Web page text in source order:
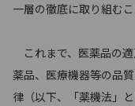
一層の徹底に取り組む
これまで、医薬品の
薬品、医療機器等の品
律（以下、「薬機法」